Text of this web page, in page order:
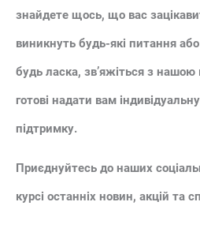
знайдете щось, що вас
виникнуть будь-які питання
будь ласка, зв’яжіться з
готові надати вам
підтримку.
Приєднуйтесь до наших
курсі останніх новин, акцій та